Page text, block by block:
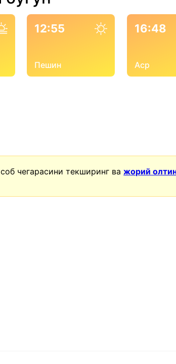
12:55
Пешин
16:48
Аср
чегарасини текширинг важорий